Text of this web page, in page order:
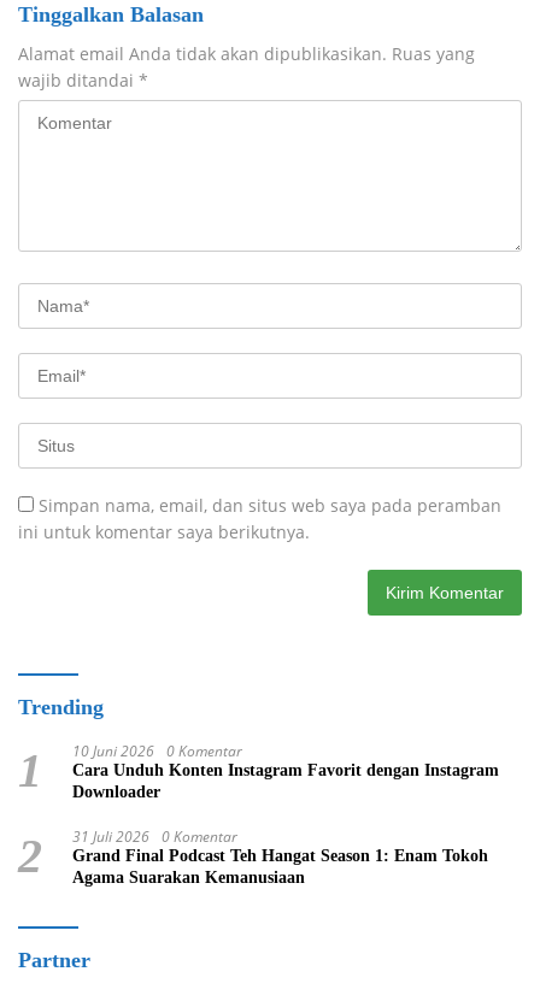
Tinggalkan Balasan
Alamat email Anda tidak akan dipublikasikan. Ruas yang
wajib ditandai *
Simpan nama, email, dan situs web saya pada peramban
ini untuk komentar saya berikutnya.
Trending
1 10 Juni 2026 0 Komentar
Cara Unduh Konten Instagram Favorit dengan Instagram
Downloader
2 31 Juli 2026 0 Komentar
Grand Final Podcast Teh Hangat Season 1: Enam Tokoh
Agama Suarakan Kemanusiaan
Partner